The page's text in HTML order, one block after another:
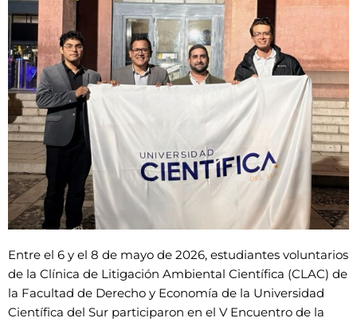
Entre el 6 y el 8 de mayo de 2026, estudiantes voluntarios
de la Clínica de Litigación Ambiental Científica (CLAC) de
la Facultad de Derecho y Economía de la Universidad
Científica del Sur participaron en el V Encuentro de la